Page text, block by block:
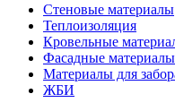
Стеновые материалы
Теплоизоляция
Кровельные
Фасадные материалы
Материалы для
ЖБИ